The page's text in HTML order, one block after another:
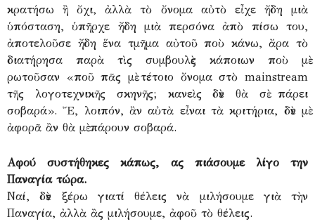
κρατήσω ἢ ὄχι, ἀλλὰ τὸ ὄνομα αὐτὸ εἶχε ἤδη μιὰ
ὑπόσταση, ὑπῆρχε ἤδη μιὰ περσόνα ἀπὸ πίσω του,
ἀποτελοῦσε ἤδη ἕνα τμῆμα αὐτοῦ ποὺ κάνω, ἄρα τὸ
διατήρησα παρὰ τὶς συμβουλὲς κάποιων ποὺ μὲ
ρωτοῦσαν «ποῦ πᾶς μὲ τέτοιο ὄνομα στὸ mainstream
τῆς λογοτεχνικῆς σκηνῆς; κανεὶς δὲν θὰ σὲ πάρει
σοβαρά». Ἔ, λοιπόν, ἂν αὐτὰ εἶναι τὰ κριτήρια, δὲν μὲ
ἀφορᾶ ἂν θὰ μὲ πάρουν σοβαρά.
Αφού συστήθηκες κάπως, ας πιάσουμε λίγο την
Παναγία τώρα.
Ναί, δὲν ξέρω γιατί θέλεις νὰ μιλήσουμε γιὰ τὴν
Παναγία, ἀλλὰ ἂς μιλήσουμε, ἀφοῦ τὸ θέλεις.